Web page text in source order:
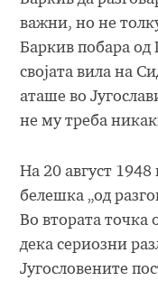
важни, но не
Баркив побара од
својата вила на
аташе во
не му треба
На 20 август
белешка „од
Во втората точка
дека сериозни
Југословените